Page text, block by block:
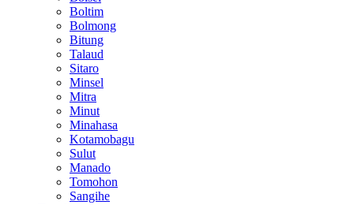
Boltim
Bolmong
Bitung
Talaud
Sitaro
Minsel
Mitra
Minut
Minahasa
Kotamobagu
Sulut
Manado
Tomohon
Sangihe